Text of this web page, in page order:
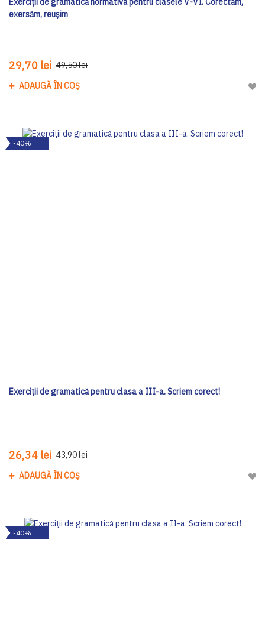
exersăm, reușim
29,70 lei 49,50 lei
ADAUGĂ ÎN COȘ
-40%
Exerciții de gramatică pentru clasa a III-a. Scriem corect!
26,34 lei 43,90 lei
ADAUGĂ ÎN COȘ
-40%